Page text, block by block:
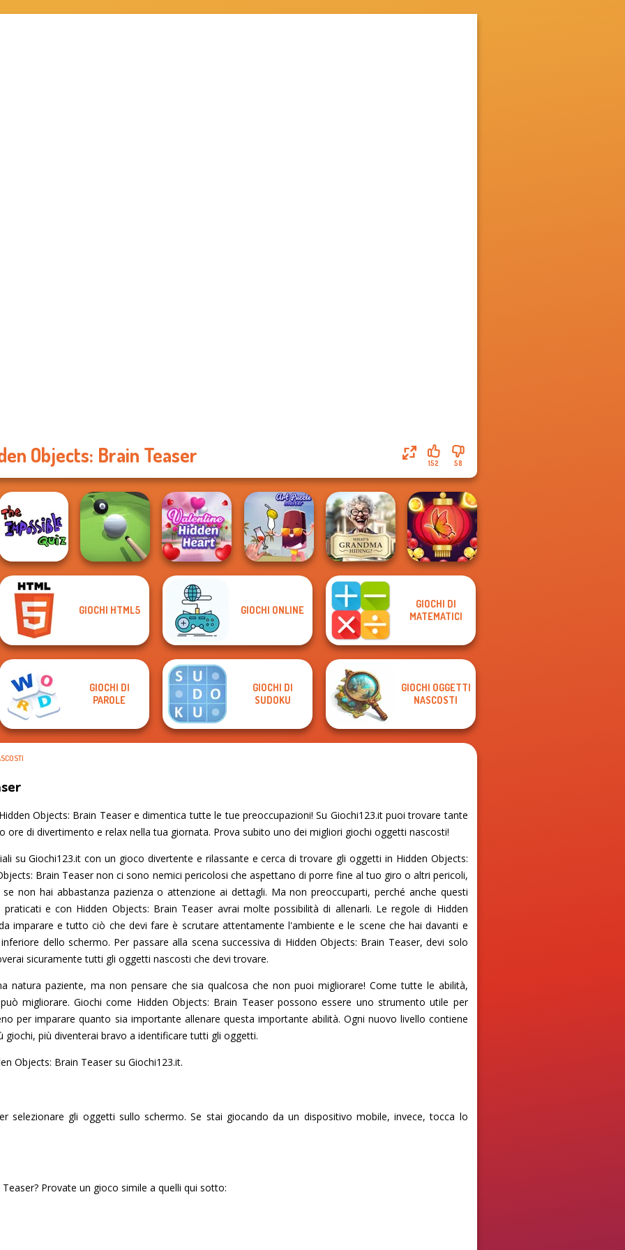
Objects: Brain Teaser 58
152
The Impossible
Quiz Classic
Valentine Hidden
Heart
What Is Grandma
Hiding
Bubble Shooter
Butterfly
GIOCHI HTML5 GIOCHI ONLINE
GIOCHI DI
MATEMATICI
GIOCHI DI
PAROLE
GIOCHI DI
SUDOKU
GIOCHI OGGETTI
NASCOSTI
Objects: Brain Teaser e dimentica tutte le tue preoccupazioni! Su Giochi123.it puoi trovare tante
ore di divertimento e relax nella tua giornata. Prova subito uno dei migliori giochi oggetti nascosti!
su Giochi123.it con un gioco divertente e rilassante e cerca di trovare gli oggetti in Hidden Objects:
Brain Teaser non ci sono nemici pericolosi che aspettano di porre fine al tuo giro o altri pericoli,
non hai abbastanza pazienza o attenzione ai dettagli. Ma non preoccuparti, perché anche questi
e con Hidden Objects: Brain Teaser avrai molte possibilità di allenarli. Le regole di Hidden
imparare e tutto ciò che devi fare è scrutare attentamente l'ambiente e le scene che hai davanti e
dello schermo. Per passare alla scena successiva di Hidden Objects: Brain Teaser, devi solo
sicuramente tutti gli oggetti nascosti che devi trovare.
natura paziente, ma non pensare che sia qualcosa che non puoi migliorare! Come tutte le abilità,
migliorare. Giochi come Hidden Objects: Brain Teaser possono essere uno strumento utile per
per imparare quanto sia importante allenare questa importante abilità. Ogni nuovo livello contiene
giochi, più diventerai bravo a identificare tutti gli oggetti.
Objects: Brain Teaser su Giochi123.it.
selezionare gli oggetti sullo schermo. Se stai giocando da un dispositivo mobile, invece, tocca lo
Provate un gioco simile a quelli qui sotto: